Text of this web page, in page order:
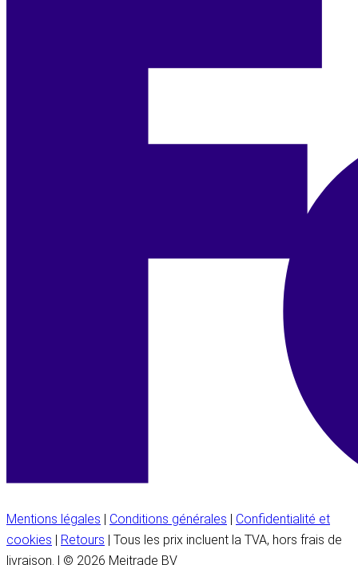
Mentions légales | Conditions générales | Confidentialité et
cookies | Retours | Tous les prix incluent la TVA, hors frais de
livraison. | © 2026 Meitrade BV